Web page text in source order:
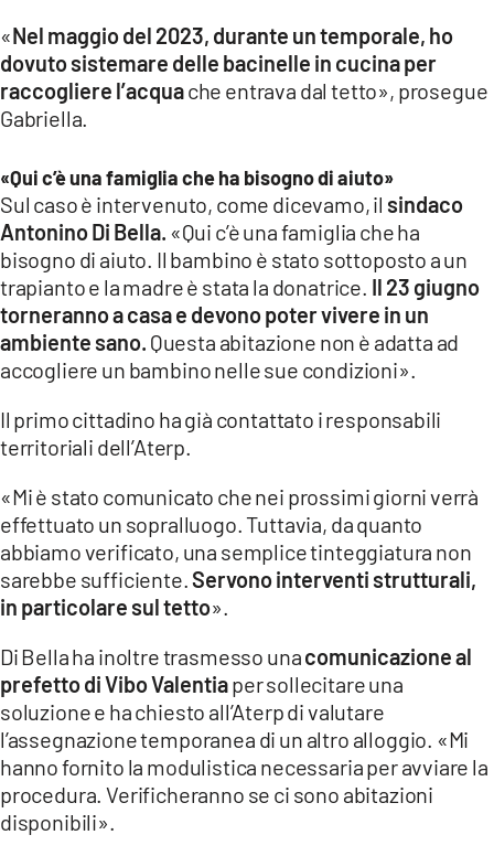
«Nel maggio del 2023, durante un temporale, ho
dovuto sistemare delle bacinelle in cucina per
raccogliere l’acquache entrava dal tetto», prosegue
Gabriella.
«Qui c’è una famiglia che ha bisogno di aiuto»
Sul caso è intervenuto, come dicevamo, il sindaco
Antonino Di Bella. «Qui c’è una famiglia che ha
bisogno di aiuto. Il bambino è stato sottoposto a un
trapianto e la madre è stata la donatrice. Il 23 giugno
torneranno a casa e devono poter vivere in un
ambiente sano. Questa abitazione non è adatta ad
accogliere un bambino nelle sue condizioni».
Il primo cittadino ha già contattato i responsabili
territoriali dell’Aterp.
«Mi è stato comunicato che nei prossimi giorni verrà
effettuato un sopralluogo. Tuttavia, da quanto
abbiamo verificato, una semplice tinteggiatura non
sarebbe sufficiente.Servono interventi strutturali,
in particolare sul tetto».
Di Bella ha inoltre trasmesso unacomunicazione al
prefetto di Vibo Valentiaper sollecitare una
soluzione e ha chiesto all’Aterp di valutare
l’assegnazione temporanea di un altro alloggio. «Mi
hanno fornito la modulistica necessaria per avviare la
procedura. Verificheranno se ci sono abitazioni
disponibili».